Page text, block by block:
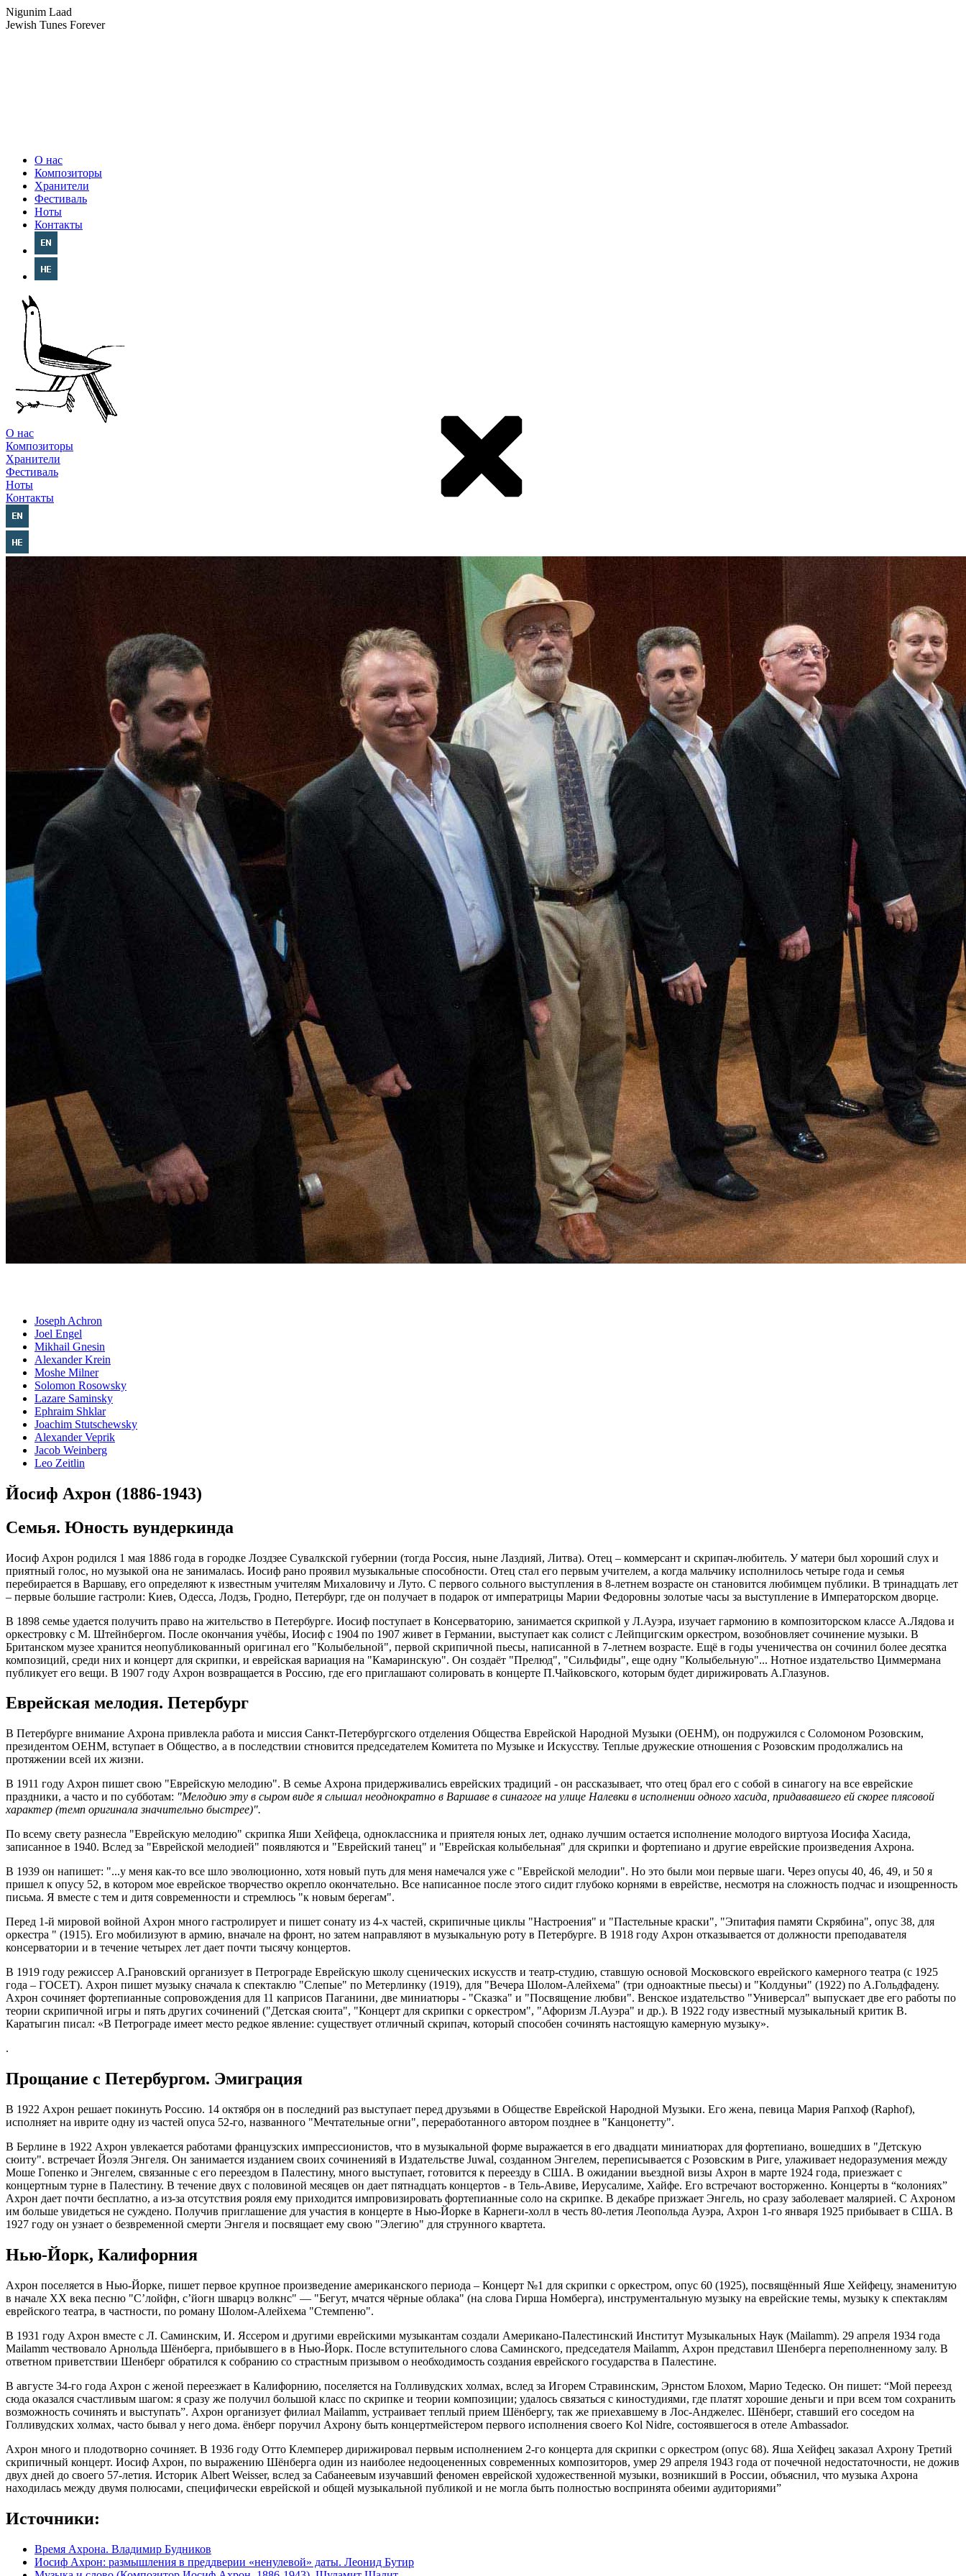
Nigunim Laad
Jewish Tunes Forever
О нас
Композиторы
Хранители
Фестиваль
Ноты
Контакты
О нас
Композиторы
Хранители
Фестиваль
Ноты
Контакты
Joseph Achron
Joel Engel
Mikhail Gnesin
Alexander Krein
Moshe Milner
Solomon Rosowsky
Lazare Saminsky
Ephraim Shklar
Joachim Stutschewsky
Alexander Veprik
Jacob Weinberg
Leo Zeitlin
Йосиф Ахрон (1886-1943)
Семья. Юность вундеркинда
Иосиф Ахрон родился 1 мая 1886 года в городке Лоздзее Сувалкской губернии (тогда Россия, ныне Лаздияй, Литва). Отец – коммерсант и скрипач-любитель. У матери был хороший слух и
приятный голос, но музыкой она не занималась. Иосиф рано проявил музыкальные способности. Отец стал его первым учителем, а когда мальчику исполнилось четыре года и семья
перебирается в Варшаву, его определяют к известным учителям Михаловичу и Луто. С первого сольного выступления в 8-летнем возрасте он становится любимцем публики. В тринадцать лет
– первые большие гастроли: Киев, Одесса, Лодзь, Гродно, Петербург, где он получает в подарок от императрицы Марии Федоровны золотые часы за выступление в Императорском дворце.
В 1898 семье удается получить право на жительство в Петербурге. Иосиф поступает в Консерваторию, занимается скрипкой у Л.Ауэра, изучает гармонию в композиторском классе А.Лядова и
оркестровку с М. Штейнбергом. После окончания учёбы, Иосиф с 1904 по 1907 живет в Германии, выступает как солист с Лейпцигским оркестром, возобновляет сочинение музыки. В
Британском музее хранится неопубликованный оригинал его "Колыбельной", первой скрипичной пьесы, написанной в 7-летнем возрасте. Ещё в годы ученичества он сочинил более десятка
композиций, среди них и концерт для скрипки, и еврейская вариация на "Камаринскую". Он создаёт "Прелюд", "Сильфиды", еще одну "Колыбельную"... Нотное издательство Циммермана
публикует его вещи. В 1907 году Ахрон возвращается в Россию, где его приглашают солировать в концерте П.Чайковского, которым будет дирижировать А.Глазунов.
Еврейская мелодия. Петербург
В Петербурге внимание Ахрона привлекла работа и миссия Санкт-Петербургского отделения Общества Еврейской Народной Музыки (ОЕНМ), он подружился с Соломоном Розовским,
президентом ОЕНМ, вступает в Общество, а в последствии стновится председателем Комитета по Музыке и Искусству. Теплые дружеские отношения с Розовским продолжались на
протяжении всей их жизни.
В 1911 году Ахрон пишет свою "Еврейскую мелодию". В семье Ахрона придерживались еврейских традиций - он рассказывает, что отец брал его с собой в синагогу на все еврейские
праздники, а часто и по субботам: "Мелодию эту в сыром виде я слышал неоднократно в Варшаве в синагоге на улице Налевки в исполнении одного хасида, придававшего ей скорее плясовой
характер (темп оригинала значительно быстрее)".
По всему свету разнесла "Еврейскую мелодию" скрипка Яши Хейфеца, одноклассника и приятеля юных лет, однако лучшим остается исполнение молодого виртуоза Иосифа Хасида,
записанное в 1940. Вслед за "Еврейской мелодией" появляются и "Еврейский танец" и "Еврейская колыбельная" для скрипки и фортепиано и другие еврейские произведения Ахрона.
В 1939 он напишет: "...у меня как-то все шло эволюционно, хотя новый путь для меня намечался уже с "Еврейской мелодии". Но это были мои первые шаги. Через опусы 40, 46, 49, и 50 я
пришел к опусу 52, в котором мое еврейское творчество окрепло окончательно. Все написанное после этого сидит глубоко корнями в еврействе, несмотря на сложность подчас и изощренность
письма. Я вместе с тем и дитя современности и стремлюсь "к новым берегам".
Перед 1-й мировой войной Ахрон много гастролирует и пишет сонату из 4-х частей, скрипичные циклы "Настроения" и "Пастельные краски", "Эпитафия памяти Скрябина", опус 38, для
оркестра " (1915). Его мобилизуют в армию, вначале на фронт, но затем направляют в музыкальную роту в Петербурге. В 1918 году Ахрон отказывается от должности преподавателя
консерватории и в течение четырех лет дает почти тысячу концертов.
В 1919 году режиссер А.Грановский организует в Петрограде Еврейскую школу сценических искусств и театр-студию, ставшую основой Московского еврейского камерного театра (с 1925
года – ГОСЕТ). Ахрон пишет музыку сначала к спектаклю "Слепые" по Метерлинку (1919), для "Вечера Шолом-Алейхема" (три одноактные пьесы) и "Колдуньи" (1922) по А.Гольдфадену.
Ахрон сочиняет фортепианные сопровождения для 11 каприсов Паганини, две миниатюры - "Сказка" и "Посвящение любви". Венское издательство "Универсал" выпускает две его работы по
теории скрипичной игры и пять других сочинений ("Детская сюита", "Концерт для скрипки с оркестром", "Афоризм Л.Ауэра" и др.). В 1922 году известный музыкальный критик В.
Каратыгин писал: «В Петрограде имеет место редкое явление: существует отличный скрипач, который способен сочинять настоящую камерную музыку».
.
Прощание с Петербургом. Эмиграция
В 1922 Ахрон решает покинуть Россию. 14 октября он в последний раз выступает перед друзьями в Обществе Еврейской Народной Музыки. Его жена, певица Мария Рапхоф (Raphof),
исполняет на иврите одну из частей опуса 52-го, названного "Мечтательные огни", переработанного автором позднее в "Канцонетту".
В Берлине в 1922 Ахрон увлекается работами французских импрессионистов, что в музыкальной форме выражается в его двадцати миниатюрах для фортепиано, вошедших в "Детскую
сюиту". встречает Йоэля Энгеля. Он занимается изданием своих сочиненияй в Издательстве Juwal, созданном Энгелем, переписывается с Розовским в Риге, улаживает недоразумения между
Моше Гопенко и Энгелем, связанные с его переездом в Палестину, много выступает, готовится к переезду в США. В ожидании вьездной визы Ахрон в марте 1924 года, приезжает с
концертным турне в Палестину. В течение двух с половиной месяцев он дает пятнадцать концертов - в Тель-Авиве, Иерусалиме, Хайфе. Его встречают восторженно. Концерты в “колониях”
Ахрон дает почти бесплатно, а из-за отсутствия рояля ему приходится импровизировать фортепианные соло на скрипке. В декабре призжает Энгель, но сразу заболевает малярией. С Ахроном
им больше увидеться не суждено. Получив приглашение для участия в концерте в Нью-Йорке в Карнеги-холл в честь 80-летия Леопольда Ауэра, Ахрон 1-го января 1925 прибывает в США. В
1927 году он узнает о безвременной смерти Энгеля и посвящает ему свою "Элегию" для струнного квартета.
Нью-Йорк, Калифорния
Ахрон поселяется в Нью-Йорке, пишет первое крупное произведение американского периода – Концерт №1 для скрипки с оркестром, опус 60 (1925), посвящённый Яше Хейфецу, знаменитую
в начале XX века песню "С’лойфн, с’йогн шварцэ волкнс" — "Бегут, мчатся чёрные облака" (на слова Гирша Номберга), инструментальную музыку на еврейские темы, музыку к спектаклям
еврейского театра, в частности, по роману Шолом-Алейхема "Стемпеню".
В 1931 году Ахрон вместе с Л. Саминским, И. Яссером и другими еврейскими музыкантам создали Американо-Палестинский Институт Музыкальных Наук (Mailamm). 29 апреля 1934 года
Mailamm чествовало Арнольда Шёнберга, прибывшего в в Нью-Йорк. После вступительного слова Саминского, председателя Mailamm, Ахрон представил Шенберга переполненному залу. В
ответном приветствии Шенберг обратился к собранию со страстным призывом о необходимость создания еврейского государства в Палестине.
В августе 34-го года Ахрон с женой переезжает в Калифорнию, поселяется на Голливудских холмах, вслед за Игорем Стравинским, Эрнстом Блохом, Марио Тедеско. Он пишет: “Мой переезд
сюда оказался счастливым шагом: я сразу же получил большой класс по скрипке и теории композиции; удалось связаться с киностудиями, где платят хорошие деньги и при всем том сохранить
возможность сочинять и выступать”. Ахрон организует филиал Mailamm, устраивает теплый прием Шёнбергу, так же приехавшему в Лос-Анджелес. Шёнберг, ставший его соседом на
Голливудских холмах, часто бывал у него дома. ёнберг поручил Ахрону быть концертмейстером первого исполнения своего Kol Nidre, состоявшегося в отеле Ambassador.
Ахрон много и плодотворно сочиняет. В 1936 году Отто Клемперер дирижировал первым исполнением 2-го концерта для скрипки с оркестром (опус 68). Яша Хейфец заказал Ахрону Третий
скрипичный концерт. Иосиф Ахрон, по выражению Шёнберга один из наиболее недооцененных современных композиторов, умер 29 апреля 1943 года от почечной недостаточности, не дожив
двух дней до своего 57-летия. Историк Albert Weisser, вслед за Сабанеевым изучавший феномен еврейской художественной музыки, возникший в России, объяснил, что музыка Ахрона
находилась между двумя полюсами, специфически еврейской и общей музыкальной публикой и не могла быть полностью воспринята обеими аудиториями”
Источники:
Время Ахрона. Владимир Будников
Иосиф Ахрон: размышления в преддверии «ненулевой» даты. Леонид Бутир